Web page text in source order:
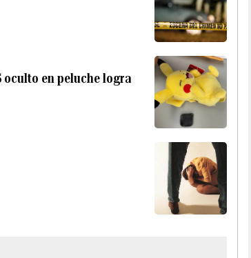
oculto en peluche logra